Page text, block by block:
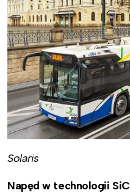
Solaris
Napęd w technologii SiC